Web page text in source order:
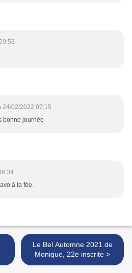
24/02/2022 07:15
bonne journée
à la fée.
Le Bel Automne 2021 de
Monique, 22e inscrite >